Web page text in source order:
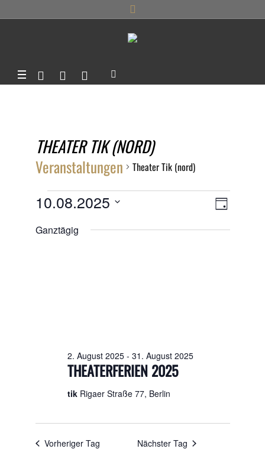
THEATER TIK (NORD)
Veranstaltungen Theater Tik (nord)
VERANSTALTUNGEN
FÜR
TAG
10.08.2025
wählen.
Ganztägig
THEATERFERIEN 2025
2. August 2025- 31. August 2025
tik Rigaer Straße 77, Berlin
Vorheriger Tag Nächster Tag